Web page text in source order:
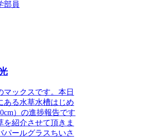
部員
マックスです。本日
ある水草水槽はじめ
）の進捗報告です
を紹介させて頂きま
パールグラスちいさ